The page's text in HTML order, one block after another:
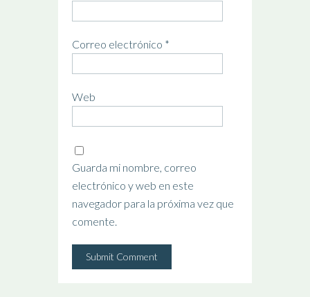
Correo electrónico *
Web
Guarda mi nombre, correo
electrónico y web en este
navegador para la próxima vez que
comente.